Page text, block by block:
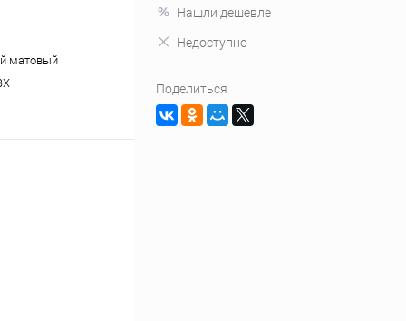
матовый
Нашли дешевле
Недоступно
Поделиться